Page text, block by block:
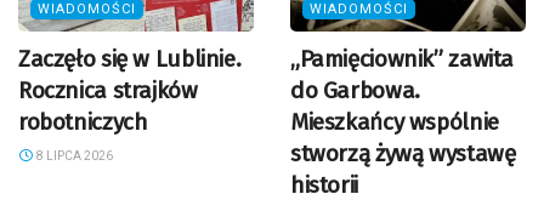
WIADOMOŚCI
Zaczęło się w Lublinie.
Rocznica strajków
robotniczych
8 LIPCA 2026
WIADOMOŚCI
„Pamięciownik” zawita
do Garbowa.
Mieszkańcy wspólnie
stworzą żywą wystawę
historii